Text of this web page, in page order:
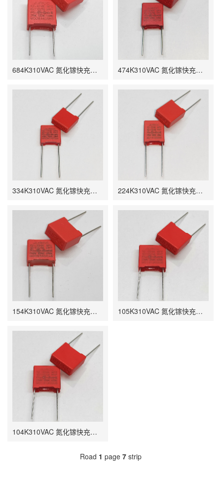
684K310VAC 氮化镓快充电容 0.68UF P10 12*6*16 474K310VAC 氮化镓快充电容 0.47UF P7.5 P10
334K310VAC 氮化镓快充电容 0.33UF P7.5 P10 224K310VAC 氮化镓快充电容 0.22UF P7.5 P10
154K310VAC 氮化镓快充电容 0.15UF P7.5 9.5*5*11 105K310VAC 氮化镓快充电容 1UF P10 12*8*15
104K310VAC 氮化镓快充电容 0.1UF P7.5 9.5*4*9
Road 1 page 7strip